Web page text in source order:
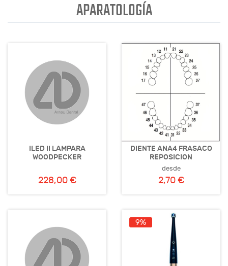
APARATOLOGÍA
ILED II LAMPARA
WOODPECKER
228,00 €
DIENTE ANA4 FRASACO
REPOSICION
desde
2,70 €
9%